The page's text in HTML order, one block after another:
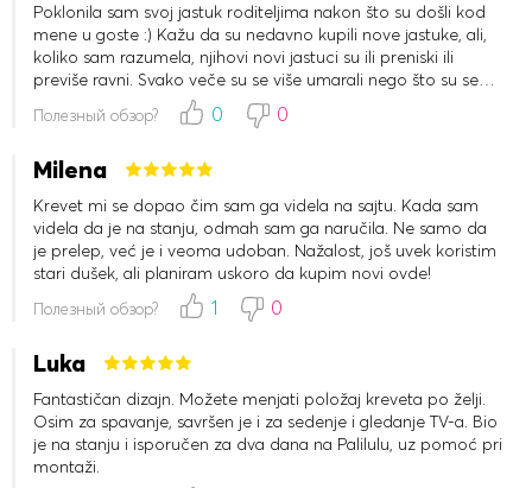
Poklonila sam svoj jastuk roditeljima nakon što su došli kod
mene u goste :) Kažu da su nedavno kupili nove jastuke, ali,
koliko sam razumela, njihovi novi jastuci su ili preniski ili
previše ravni. Svako veče su se više umarali nego što su se
odmarali. Na sreću, ovaj im je savršeno odgovarao, sviđa im
se. Sada su uvek nasmejani i jako mi je drago što to vidim.
Полезный обзор? 0 0
Milena
Krevet mi se dopao čim sam ga videla na sajtu. Kada sam
videla da je na stanju, odmah sam ga naručila. Ne samo da
je prelep, već je i veoma udoban. Nažalost, još uvek koristim
stari dušek, ali planiram uskoro da kupim novi ovde!
Полезный обзор? 1 0
Luka
Fantastičan dizajn. Možete menjati položaj kreveta po želji.
Osim za spavanje, savršen je i za sedenje i gledanje TV-a. Bio
je na stanju i isporučen za dva dana na Palilulu, uz pomoć pri
montaži.